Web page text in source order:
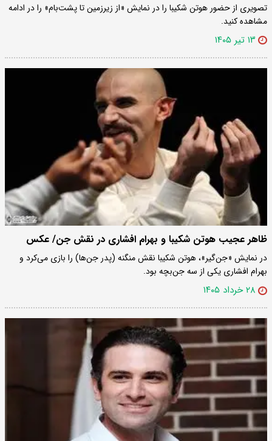
تصویری از حضور هوتن شکیبا را در نمایش «از زیرزمین تا پشت‌بام» را در ادامه
مشاهده کنید.
۱۳ تیر ۱۴۰۵
ظاهر عجیب هوتن شکیبا و بهرام افشاری در نقش جن/ عکس
در نمایش «جن‌گیر»، هوتن شکیبا نقش منگنه (پدر جن‌ها) را بازی می‌کرد و
بهرام افشاری یکی از سه جن‌بچه بود.
۲۸ خرداد ۱۴۰۵